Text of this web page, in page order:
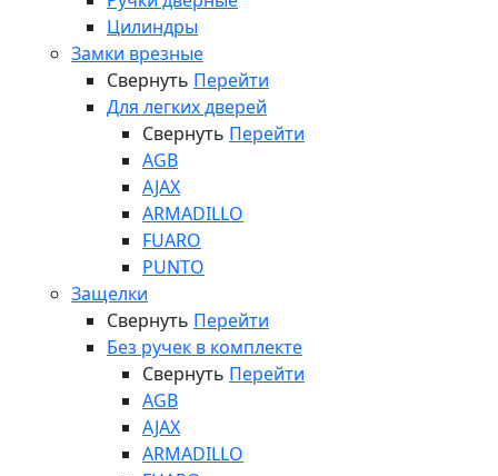
Цилиндры
Замки врезные
Свернуть Перейти
Для легких дверей
Свернуть Перейти
AGB
AJAX
ARMADILLO
FUARO
PUNTO
Защелки
Свернуть Перейти
Без ручек в комплекте
Свернуть Перейти
AGB
AJAX
ARMADILLO